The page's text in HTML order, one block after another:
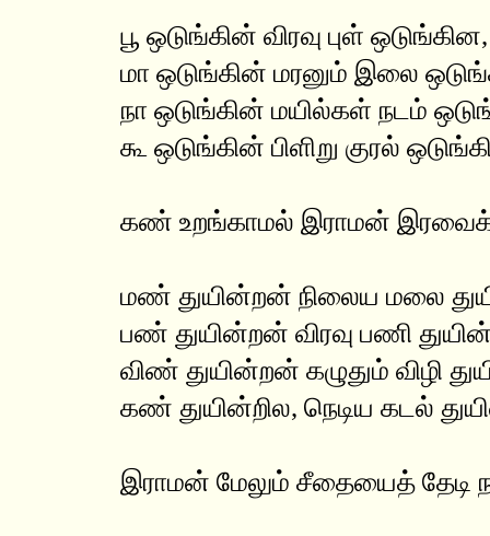
பூ ஒடுங்கின் விரவு புள்
மா ஒடுங்கின் மரனும் இலை
நா ஒடுங்கின் மயில்கள் நடம்
கூ ஒடுங்கின் பிளிறு குரல்
கண் உறங்காமல் இராமன்
மண் துயின்றன் நிலைய மலை
பண் துயின்றன் விரவு பணி
விண் துயின்றன் கழுதும் விழி
கண் துயின்றில, நெடிய கடல்
இராமன் மேலும் சீதையைத் தேடி